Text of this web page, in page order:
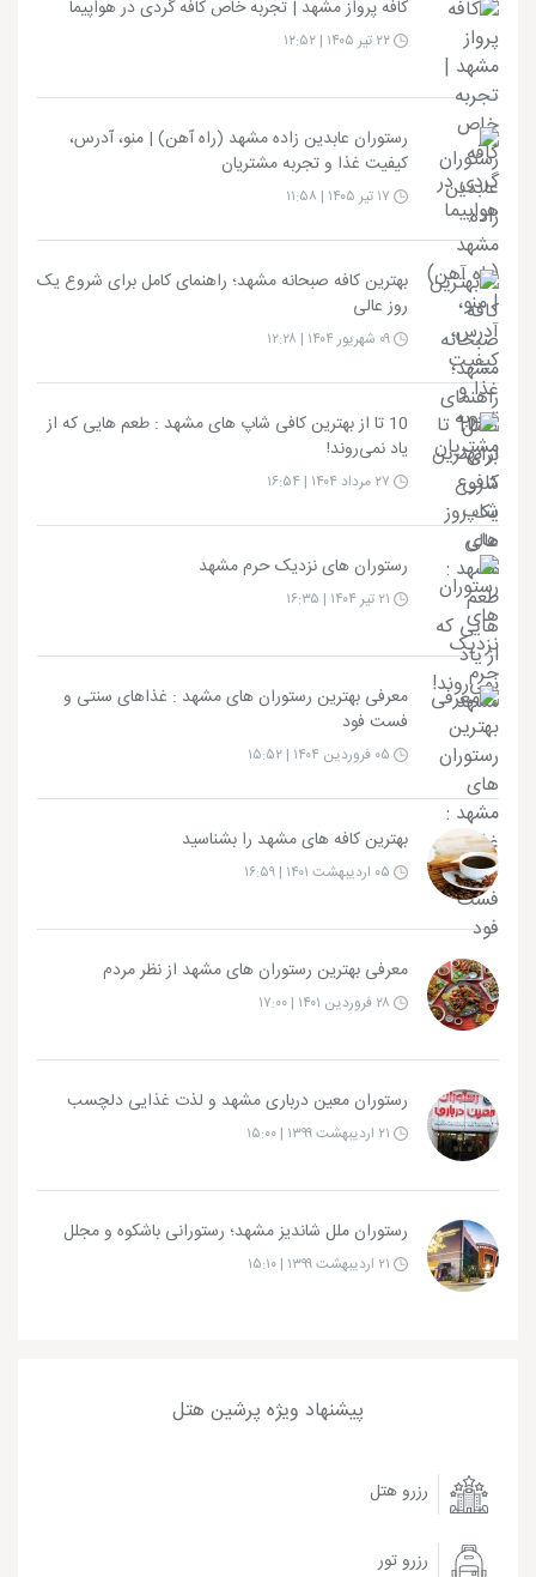
کافه پرواز مشهد | تجربه خاص کافه گردی در هواپیما
رستوران عابدین زاده مشهد (راه آهن) | منو، آدرس،
کیفیت غذا و تجربه مشتریان
بهترین کافه صبحانه مشهد؛ راهنمای کامل برای شروع یک
روز عالی
10 تا از بهترین کافی شاپ های مشهد : طعم هایی که از
یاد نمی‌روند!
رستوران های نزدیک حرم مشهد
معرفی بهترین رستوران های مشهد : غذاهای سنتی و
فست‌ فود
بهترین کافه های مشهد را بشناسید
معرفی بهترین رستوران های مشهد از نظر مردم
رستوران معین درباری مشهد و لذت غذایی دلچسب
رستوران ملل شاندیز مشهد؛ رستورانی باشکوه و مجلل
پیشنهاد ویژه پرشین هتل
رزرو هتل
رزرو تور